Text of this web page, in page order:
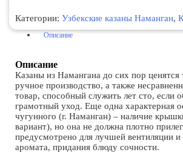
Категории: Узбекские казаны Наманган,
Описание
Описание
Казаны из Намангана до сих пор ценятся
ручное производство, а также
товар, способный служить лет сто, если
грамотный уход. Еще одна характерная
чугунного (г. Наманган) – наличие
вариант), но она не должна плотно
предусмотрено для лучшей вентиляции и
аромата, придания блюду сочности.